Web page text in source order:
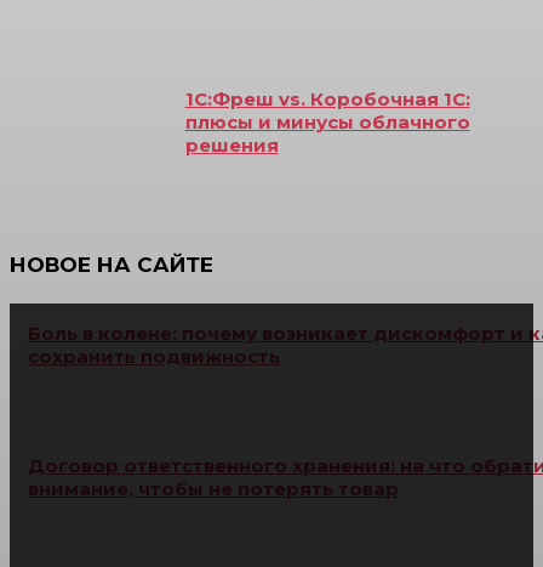
1С:Фреш vs. Коробочная 1С:
плюсы и минусы облачного
решения
НОВОЕ НА САЙТЕ
Боль в колене: почему возникает дискомфорт и
сохранить подвижность
Договор ответственного хранения: на что
внимание, чтобы не потерять товар